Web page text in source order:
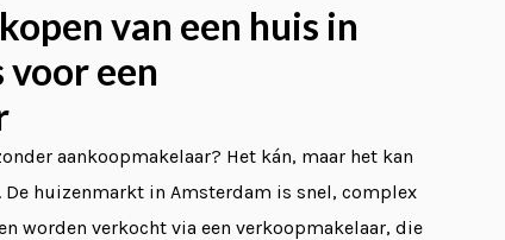
van een huis in
een
aankoopmakelaar? Het kán, maar het kan
huizenmarkt in Amsterdam is snel, complex
worden verkocht via een verkoopmakelaar, die